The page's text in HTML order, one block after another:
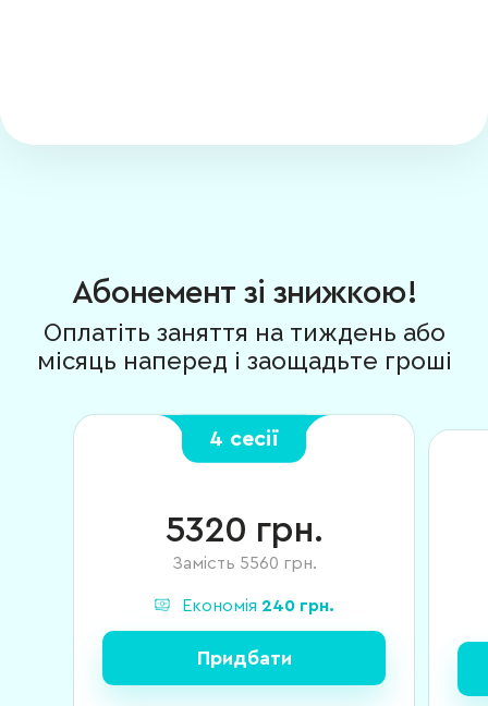
Абонемент зі знижкою!
Оплатіть заняття на тиждень або
місяць наперед і заощадьте гроші
4 сесії
5320 грн.
Замість 5560 грн.
Економія 240 грн.
Придбати